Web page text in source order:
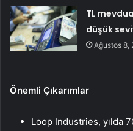
TL
düşük
Ağustos 8,
Önemli Çıkarımlar
Loop Industries, yılda